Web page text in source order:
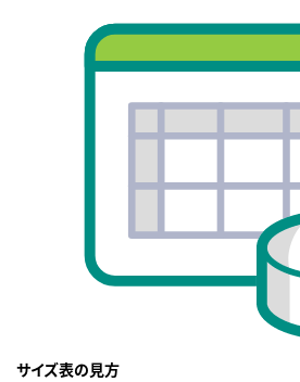
サイズ表の見方